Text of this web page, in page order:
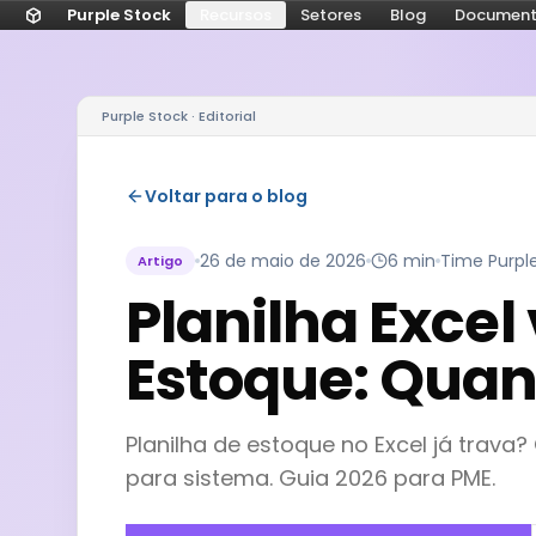
Purple Stock Setores Blog
Purple Stock · Editorial
Voltar para o blog
Artigo 26 de maio de 2026 6 min Time
Planilha
Estoque:
Planilha de estoque no Excel já
para sistema. Guia 2026 para PME.